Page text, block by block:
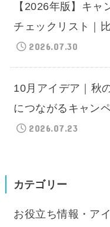
【2026年版】キ
チェックリスト｜
2026.07.30
10月アイデア｜秋
につながるキャン
2026.07.23
カテゴリー
お役立ち情報・ア